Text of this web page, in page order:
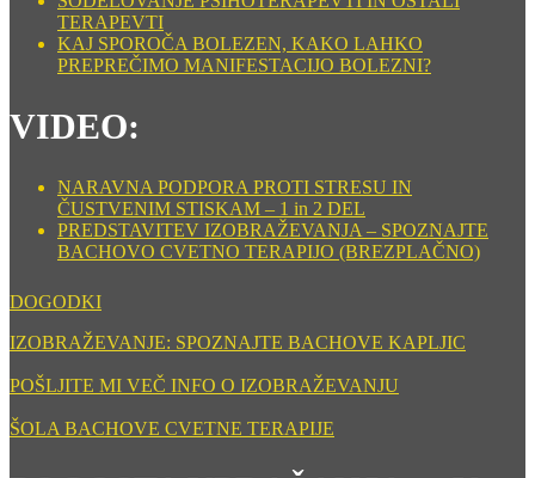
TERAPEVTI
KAJ SPOROČA BOLEZEN, KAKO LAHKO
PREPREČIMO MANIFESTACIJO BOLEZNI?
VIDEO:
NARAVNA PODPORA PROTI STRESU IN
ČUSTVENIM STISKAM – 1 in 2 DEL
PREDSTAVITEV IZOBRAŽEVANJA – SPOZNAJTE
BACHOVO CVETNO TERAPIJO (BREZPLAČNO)
DOGODKI
IZOBRAŽEVANJE: SPOZNAJTE BACHOVE KAPLJIC
POŠLJITE MI VEČ INFO O IZOBRAŽEVANJU
ŠOLA BACHOVE CVETNE TERAPIJE